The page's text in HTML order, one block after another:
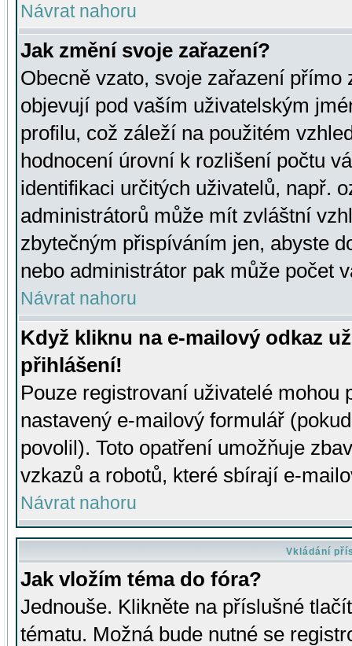
Návrat nahoru
Jak změní svoje zařazení?
Obecně vzato, svoje zařazení přímo
objevují pod vaším uživatelským
profilu, což záleží na použitém
hodnocení úrovní k rozlišení počtu
identifikaci určitých uživatelů, např.
administrátorů může mít zvláštní
zbytečným přispíváním jen, abyste
nebo administrátor pak může počet
Návrat nahoru
Když kliknu na e-mailový odkaz
přihlášení!
Pouze registrovaní uživatelé mohou
nastavený e-mailový formulář
povolil). Toto opatření umožňuje
vzkazů a robotů, které sbírají e-
Návrat nahoru
Vkládání
Jak vložím téma do fóra?
Jednouše. Klikněte na příslušné
tématu. Možná bude nutné se